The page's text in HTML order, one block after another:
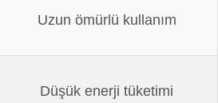
Uzun ömürlü kullanım
Düşük enerji tüketimi